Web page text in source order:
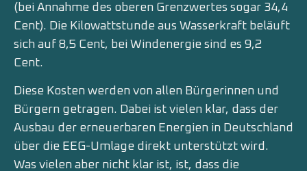
(bei Annahme des oberen Grenzwertes sogar 34,4
Cent). Die Kilowattstunde aus Wasserkraft beläuft
sich auf 8,5 Cent, bei Windenergie sind es 9,2
Cent.
Diese Kosten werden von allen Bürgerinnen und
Bürgern getragen. Dabei ist vielen klar, dass der
Ausbau der erneuerbaren Energien in Deutschland
über die EEG-Umlage direkt unterstützt wird.
Was vielen aber nicht klar ist, ist, dass die